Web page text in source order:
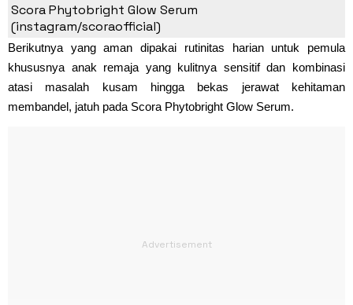
(Rp29.000)
Scora Phytobright Glow Serum
(instagram/scoraofficial)
Berikutnya yang aman dipakai rutinitas harian untuk pemula
khususnya anak remaja yang kulitnya sensitif dan kombinasi
atasi masalah kusam hingga bekas jerawat kehitaman
membandel, jatuh pada Scora Phytobright Glow Serum.